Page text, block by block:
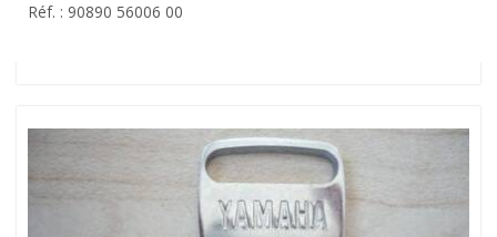
Réf. : 90890 56006 00